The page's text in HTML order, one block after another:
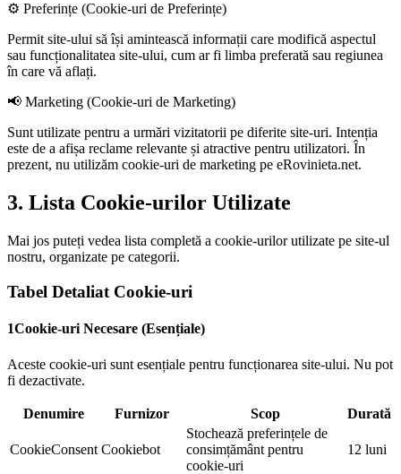
⚙️ Preferințe (Cookie-uri de Preferințe)
Permit site-ului să își amintească informații care modifică aspectul
sau funcționalitatea site-ului, cum ar fi limba preferată sau regiunea
în care vă aflați.
📢 Marketing (Cookie-uri de Marketing)
Sunt utilizate pentru a urmări vizitatorii pe diferite site-uri. Intenția
este de a afișa reclame relevante și atractive pentru utilizatori. În
prezent, nu utilizăm cookie-uri de marketing pe eRovinieta.net.
3. Lista Cookie-urilor Utilizate
Mai jos puteți vedea lista completă a cookie-urilor utilizate pe site-ul
nostru, organizate pe categorii.
Tabel Detaliat Cookie-uri
1Cookie-uri Necesare (Esențiale)
Aceste cookie-uri sunt esențiale pentru funcționarea site-ului. Nu pot
fi dezactivate.
Denumire Furnizor Scop Durată
CookieConsent Cookiebot
Stochează preferințele de
consimțământ pentru
cookie-uri
12 luni